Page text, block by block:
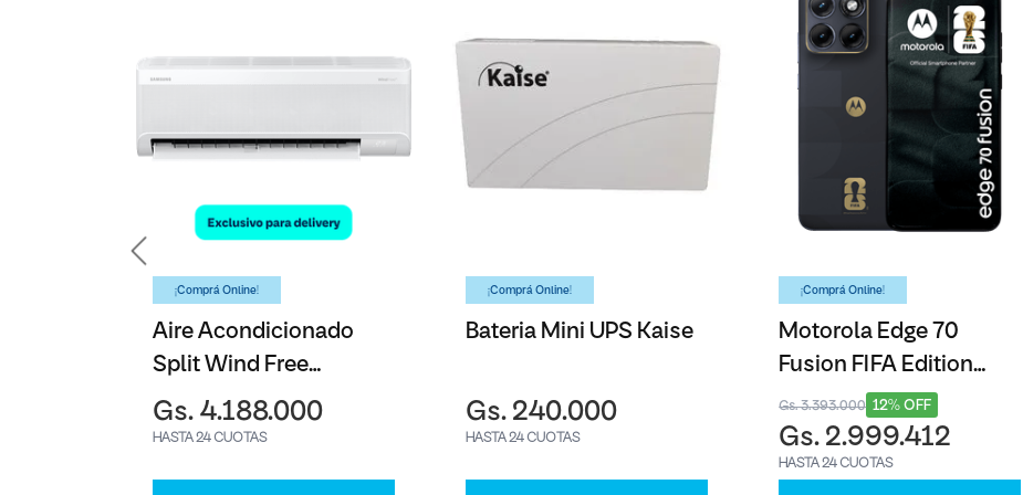
¡Comprá Online!
Aire Acondicionado
Split Wind Free
Samsung - 12000BTU
Gs. 4.188.000
HASTA 24 CUOTAS
¡Comprá Online!
Bateria Mini UPS Kaise
Gs. 240.000
HASTA 24 CUOTAS
¡Comprá Online!
Motorola Edge 70
Fusion FIFA Edition
Azul - 256GB
12% OFF
Gs. 3.393.000
Gs. 2.999.412
HASTA 24 CUOTAS